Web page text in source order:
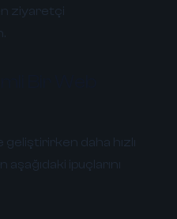
ziyaretçi
daha hızlı
ipuçlarını